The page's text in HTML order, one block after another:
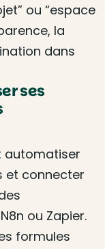
ou “espace
la
dans
ses
automatiser
et connecter
ou Zapier.
formules